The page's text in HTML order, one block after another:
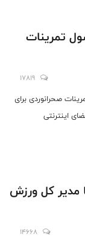
تمرینات
17819
صحرانوردی برای
اینترنتی
مدیر کل ورزش
14668